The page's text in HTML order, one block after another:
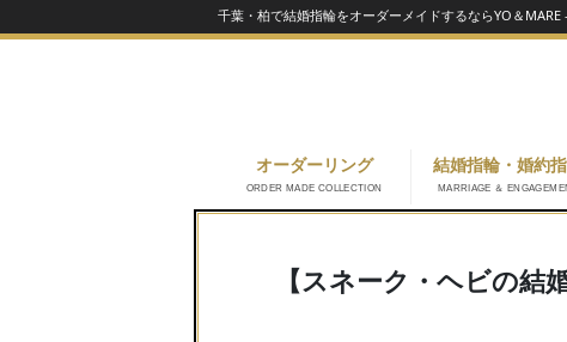
千葉・柏で結婚指輪をオーダーメイドするならYO＆
オーダーリング
ORDER MADE COLLECTION
結婚指輪・婚約
MARRIAGE ＆
【スネーク・ヘビの